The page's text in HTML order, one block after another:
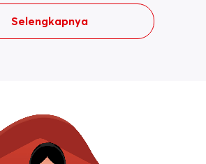
Selengkapnya